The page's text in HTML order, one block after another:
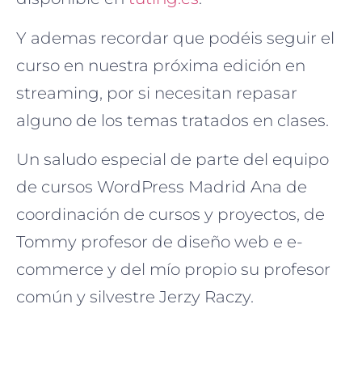
Y ademas recordar que podéis seguir el
curso en nuestra próxima edición en
streaming, por si necesitan repasar
alguno de los temas tratados en clases.
Un saludo especial de parte del equipo
de cursos WordPress Madrid Ana de
coordinación de cursos y proyectos, de
Tommy profesor de diseño web e e-
commerce y del mío propio su profesor
común y silvestre Jerzy Raczy.